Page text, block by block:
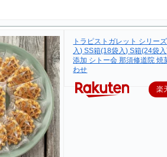
トラピストガレット シリー
入) SS箱(18袋入) S箱(24袋
添加 シトー会 那須修道院 焼
わせ
楽